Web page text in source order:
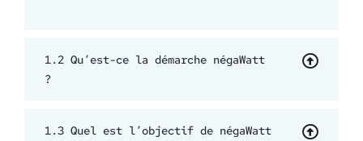
1.2 Qu’est-ce la démarche négaWatt
?
1.3 Quel est l’objectif de négaWatt